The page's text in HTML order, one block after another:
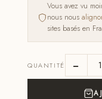
Vous avez vu
nous nous
sites basés en
QUANTITÉ −